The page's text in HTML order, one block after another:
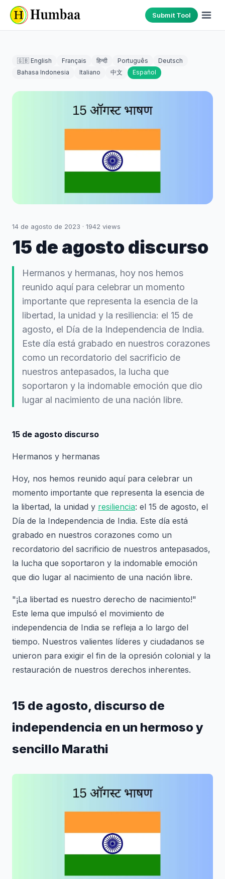
Submit Tool
🇬🇧 English Français हिन्दी Português
Deutsch
Bahasa Indonesia
Italiano 中文 Español
14 de agosto de 2023 · 1942 views
15 de agosto discurso
Hermanos y hermanas, hoy nos hemos
reunido aquí para celebrar un momento
importante que representa la esencia de la
libertad, la unidad y la resiliencia: el 15 de
agosto, el Día de la Independencia de India.
Este día está grabado en nuestros corazones
como un recordatorio del sacrificio de
nuestros antepasados, la lucha que
soportaron y la indomable emoción que dio
lugar al nacimiento de una nación libre.
15 de agosto discurso
Hermanos y hermanas
Hoy, nos hemos reunido aquí para celebrar un
momento importante que representa la esencia de
la libertad, la unidad y resiliencia: el 15 de agosto, el
Día de la Independencia de India. Este día está
grabado en nuestros corazones como un
recordatorio del sacrificio de nuestros antepasados,
la lucha que soportaron y la indomable emoción
que dio lugar al nacimiento de una nación libre.
"¡La libertad es nuestro derecho de nacimiento!"
Este lema que impulsó el movimiento de
independencia de India se refleja a lo largo del
tiempo. Nuestros valientes líderes y ciudadanos se
unieron para exigir el fin de la opresión colonial y la
restauración de nuestros derechos inherentes.
15 de agosto, discurso de
independencia en un hermoso y
sencillo Marathi